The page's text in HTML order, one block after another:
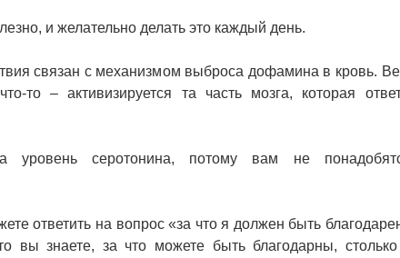
и желательно делать это каждый день.
связан с механизмом выброса дофамина в кровь.
то – активизируется та часть мозга, которая
уровень серотонина, потому вам не
ответить на вопрос «за что я должен быть
вы знаете, за что можете быть благодарны,